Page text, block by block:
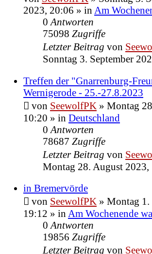
2023, 20:06 » in Am
0 Antworten
75098 Zugriffe
Letzter Beitrag von
Sonntag 3. September
Treffen der "Gnarrenburg-
Wernigerode - 25.-27.8.2023
von SeewolfPK » Montag
10:20 » in Deutschland
0 Antworten
78687 Zugriffe
Letzter Beitrag von
Montag 28. August 2023,
in Bremervörde
von SeewolfPK » Montag
19:12 » in Am Wochenende
0 Antworten
19856 Zugriffe
Letzter Beitrag von